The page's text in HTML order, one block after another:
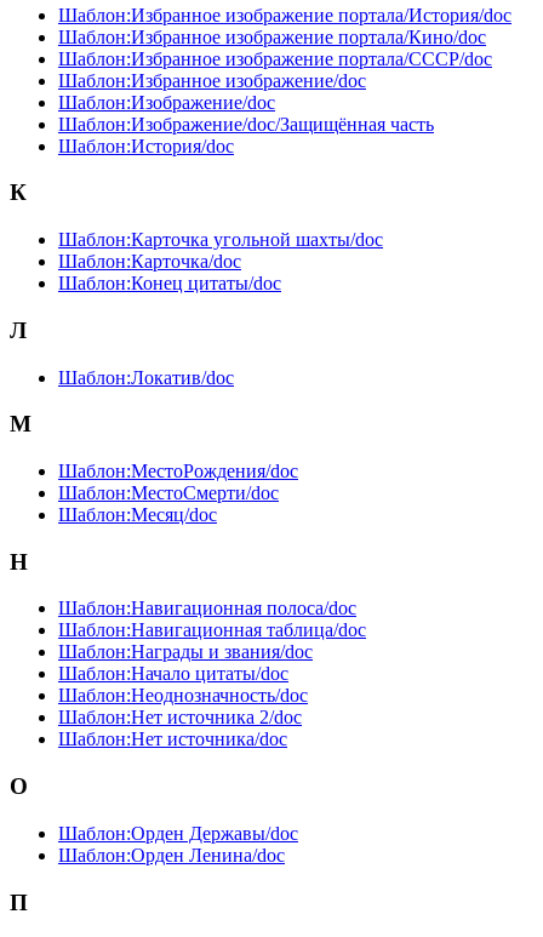
Шаблон:Избранное изображение портала/История/doc
Шаблон:Избранное изображение портала/Кино/doc
Шаблон:Избранное изображение портала/СССР/doc
Шаблон:Избранное изображение/doc
Шаблон:Изображение/doc
Шаблон:Изображение/doc/Защищённая часть
Шаблон:История/doc
К
Шаблон:Карточка угольной шахты/doc
Шаблон:Карточка/doc
Шаблон:Конец цитаты/doc
Л
Шаблон:Локатив/doc
М
Шаблон:МестоРождения/doc
Шаблон:МестоСмерти/doc
Шаблон:Месяц/doc
Н
Шаблон:Навигационная полоса/doc
Шаблон:Навигационная таблица/doc
Шаблон:Награды и звания/doc
Шаблон:Начало цитаты/doc
Шаблон:Неоднозначность/doc
Шаблон:Нет источника 2/doc
Шаблон:Нет источника/doc
О
Шаблон:Орден Державы/doc
Шаблон:Орден Ленина/doc
П